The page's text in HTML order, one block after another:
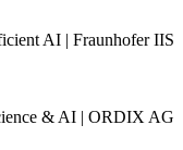
AI | Fraunhofer IIS
& AI | ORDIX AG